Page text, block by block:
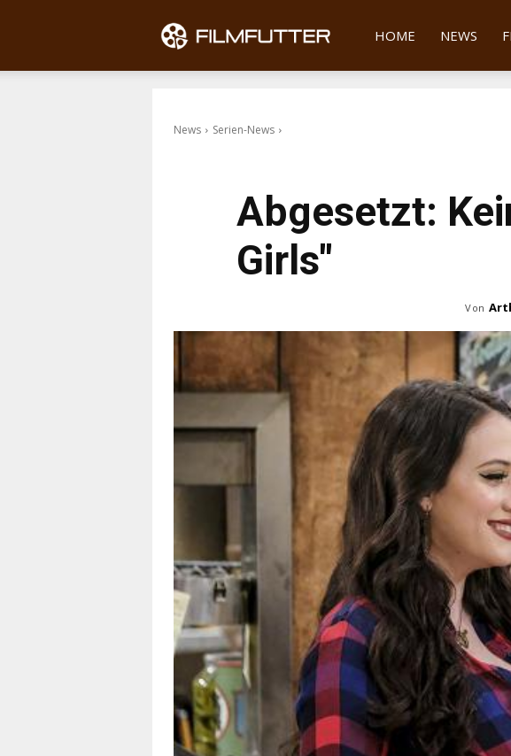
Filmfutter
HOME NEWS
News Serien-News
Abgesetzt:
Girls"
Von